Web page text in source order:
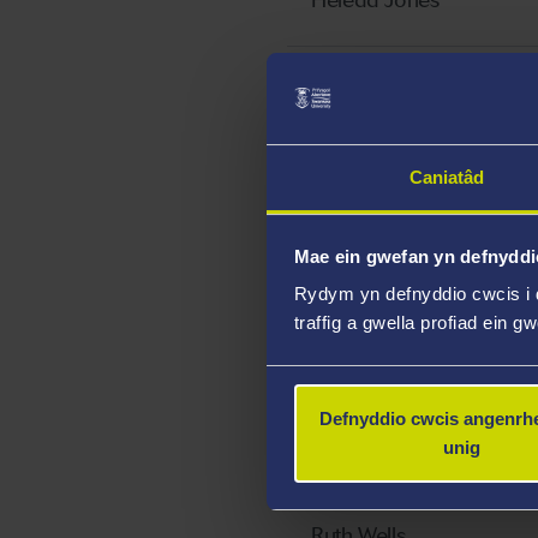
Caniatâd
Mae ein gwefan yn
Rydym yn defnyddio cwcis i
traffig a gwella profiad ein
Defnyddio cwcis
unig
David Morgan
Nadine Pike
Chris Reynolds
Efa Griffiths
Carys Thomas
Nadine Pike